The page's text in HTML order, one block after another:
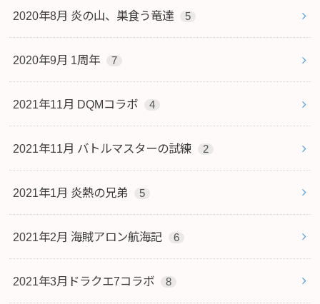
2020年8月 炎の山、巣食う竜達 5
2020年9月 1周年 7
2021年11月 DQMコラボ 4
2021年11月 バトルマスターの試練 2
2021年1月 炎熱の兄弟 5
2021年2月 海賊アロン航海記 6
2021年3月ドラクエ7コラボ 8